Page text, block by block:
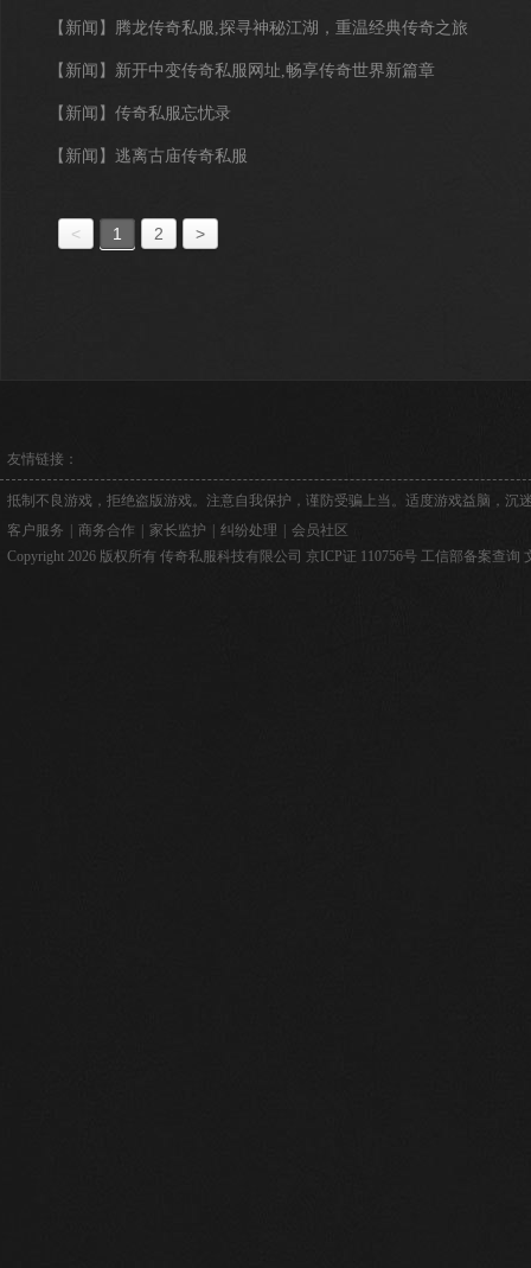
【新闻】 腾龙传奇私服,探寻神秘江湖，重温经典传奇之旅
【新闻】 新开中变传奇私服网址,畅享传奇世界新篇章
【新闻】 传奇私服忘忧录
【新闻】 逃离古庙传奇私服
< 1 2 >
友情链接：
抵制不良游戏，拒绝盗版游戏。注意自我保护，谨防受骗上当。适度游戏益脑，沉
客户服务
商务合作 家长监护 纠纷处理
会员社区
Copyright 2026 版权所有 传奇私服科技有限公司 京ICP证 110756号 工信部备案查询